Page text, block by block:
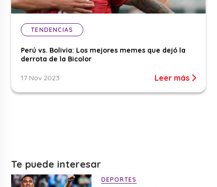
TENDENCIAS
Perú vs. Bolivia: Los mejores memes que dejó la
derrota de la Bicolor
17 Nov 2023 Leer más
Te puede interesar
DEPORTES